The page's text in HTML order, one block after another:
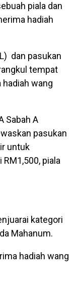
piala dan
hadiah
dan pasukan
tempat
wang
Sabah A
pasukan
untuk
piala
kategori
Mahanum.
hadiah wang